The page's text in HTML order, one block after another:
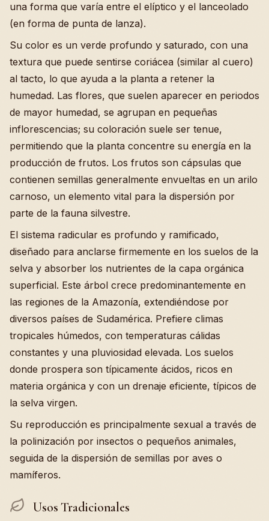
una forma que varía entre el elíptico y el lanceolado
(en forma de punta de lanza).
Su color es un verde profundo y saturado, con una
textura que puede sentirse coriácea (similar al cuero)
al tacto, lo que ayuda a la planta a retener la
humedad. Las flores, que suelen aparecer en periodos
de mayor humedad, se agrupan en pequeñas
inflorescencias; su coloración suele ser tenue,
permitiendo que la planta concentre su energía en la
producción de frutos. Los frutos son cápsulas que
contienen semillas generalmente envueltas en un arilo
carnoso, un elemento vital para la dispersión por
parte de la fauna silvestre.
El sistema radicular es profundo y ramificado,
diseñado para anclarse firmemente en los suelos de la
selva y absorber los nutrientes de la capa orgánica
superficial. Este árbol crece predominantemente en
las regiones de la Amazonía, extendiéndose por
diversos países de Sudamérica. Prefiere climas
tropicales húmedos, con temperaturas cálidas
constantes y una pluviosidad elevada. Los suelos
donde prospera son típicamente ácidos, ricos en
materia orgánica y con un drenaje eficiente, típicos de
la selva virgen.
Su reproducción es principalmente sexual a través de
la polinización por insectos o pequeños animales,
seguida de la dispersión de semillas por aves o
mamíferos.
Usos Tradicionales